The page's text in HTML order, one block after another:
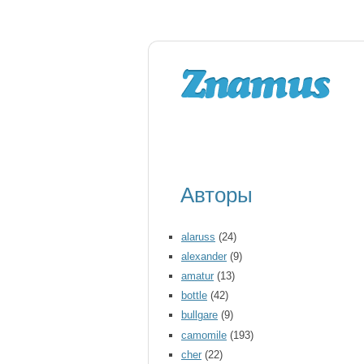
Авторы
alaruss (24)
alexander (9)
amatur (13)
bottle (42)
bullgare (9)
camomile (193)
cher (22)